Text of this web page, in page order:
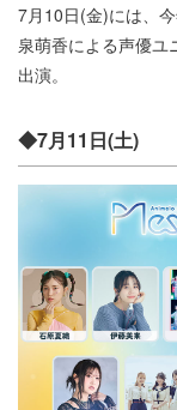
7月10日(金)には、
泉萌香による声優
出演。
◆7月11日(土)